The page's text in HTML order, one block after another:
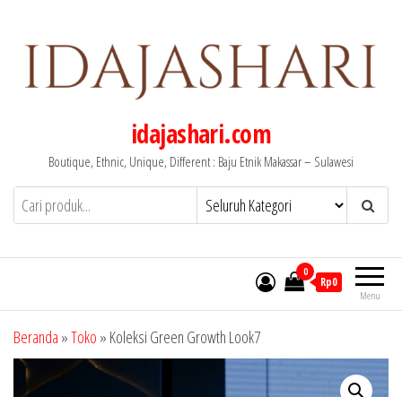
idajashari.com
Boutique, Ethnic, Unique, Different : Baju Etnik Makassar – Sulawesi
Menu
0
Rp0
Beranda »Toko » Koleksi Green Growth Look7